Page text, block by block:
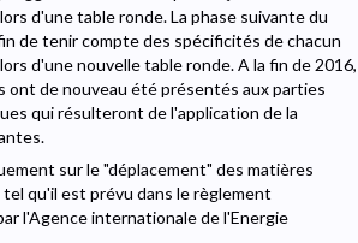
d'une table ronde. La phase suivante du
de tenir compte des spécificités de chacun
d'une nouvelle table ronde. A la fin de 2016,
ont de nouveau été présentés aux parties
qui résulteront de l'application de la
sur le "déplacement" des matières
qu'il est prévu dans le règlement
l'Agence internationale de l'Energie